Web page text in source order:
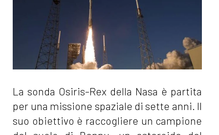
La sonda Osiris-Rex della Nasa è partita
per una missione spaziale di sette anni. Il
suo obiettivo è raccogliere un campione